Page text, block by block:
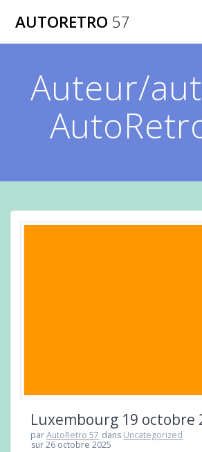
AUTORETRO 57
Auteur/
Luxembourg 19 octobre
parAutoRetro 57 dans Uncategorized
sur 26 octobre 2025